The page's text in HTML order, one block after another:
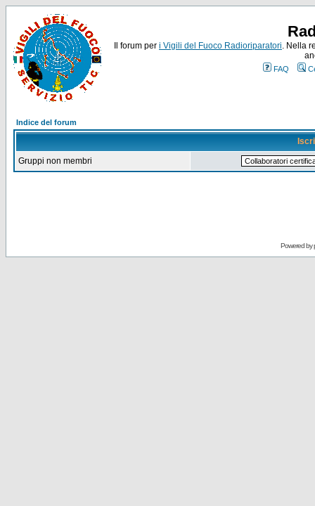
Il forum per i Vigili del Fuoco Radioriparatori. Nella
FAQ
Indice del forum
Gruppi non membri
Powered by